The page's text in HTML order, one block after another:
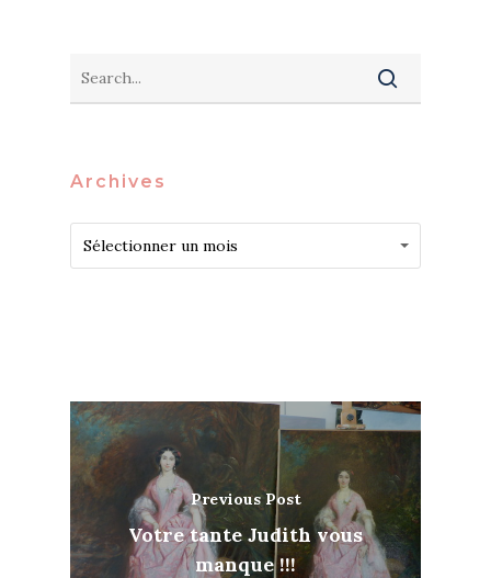
Archives
Archives
Sélectionner un mois
Archives
Previous Post
Votre tante Judith vous
manque !!!